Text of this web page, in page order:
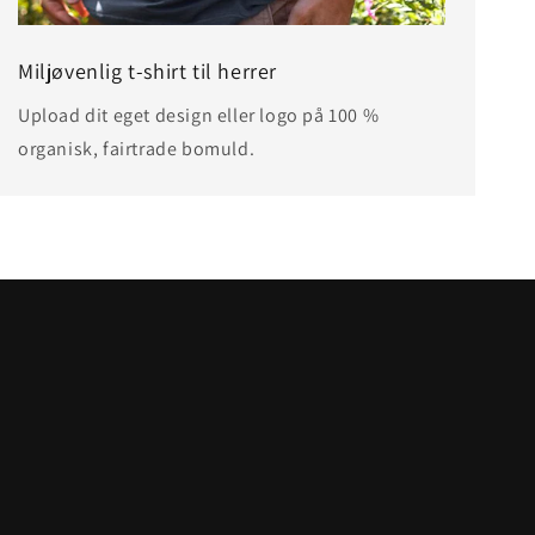
Miljøvenlig t-shirt til herrer
Upload dit eget design eller logo på 100 %
organisk, fairtrade bomuld.